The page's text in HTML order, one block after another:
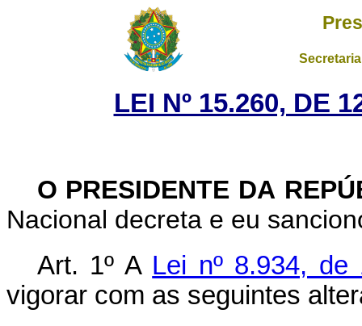
LEI Nº 15.260, DE
O PRESIDENTE DA
Nacional decreta e eu
Art. 1º A Lei nº 8.934,
vigorar com as seguintes